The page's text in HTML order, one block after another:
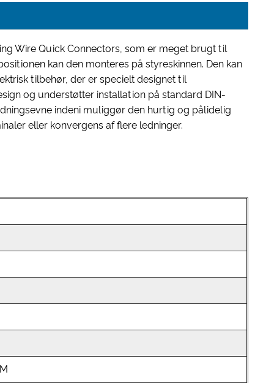
Wire Quick Connectors, som er meget brugt til
kan den monteres på styreskinnen. Den kan
tilbehør, der er specielt designet til
og understøtter installation på standard DIN-
indeni muliggør den hurtig og pålidelig
eller konvergens af flere ledninger.